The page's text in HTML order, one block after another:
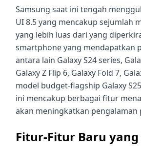
Samsung saat ini tengah
UI 8.5 yang mencakup sejumlah
yang lebih luas dari yang
smartphone yang mendapatkan
antara lain Galaxy S24 series,
Galaxy Z Flip 6, Galaxy Fold 7,
model budget-flagship Galaxy
ini mencakup berbagai fitur
akan meningkatkan pengalaman
Fitur-Fitur Baru